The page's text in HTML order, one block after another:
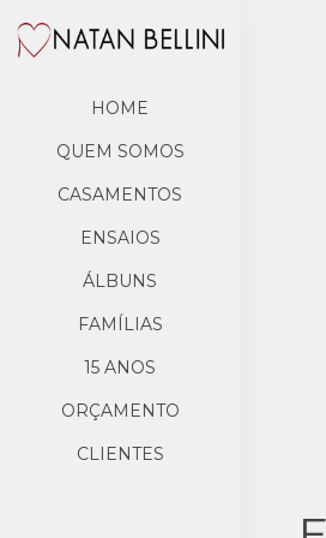
HOME
QUEM SOMOS
CASAMENTOS
ENSAIOS
ÁLBUNS
FAMÍLIAS
15 ANOS
ORÇAMENTO
CLIENTES